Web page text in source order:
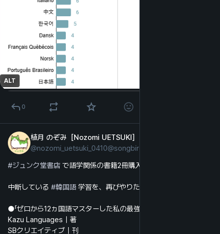
ALT
0
植月 のぞみ［Nozomi UETSUKI］
@
#ジュンク堂書店 で語学関係の書籍2冊購入した。
中断している #韓国語 学習を、再びやりたい、と思って。
●「ゼロから12ヵ国語マスターした私の最強の外国語習得法」
Kazu Languages｜著
SBクリエイティブ｜刊